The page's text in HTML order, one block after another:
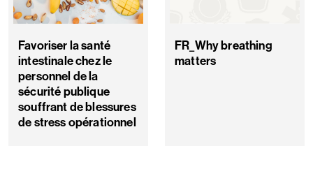
Favoriser la santé
intestinale chez le
personnel de la
sécurité publique
souffrant de blessures
de stress opérationnel
FR_Why breathing
matters